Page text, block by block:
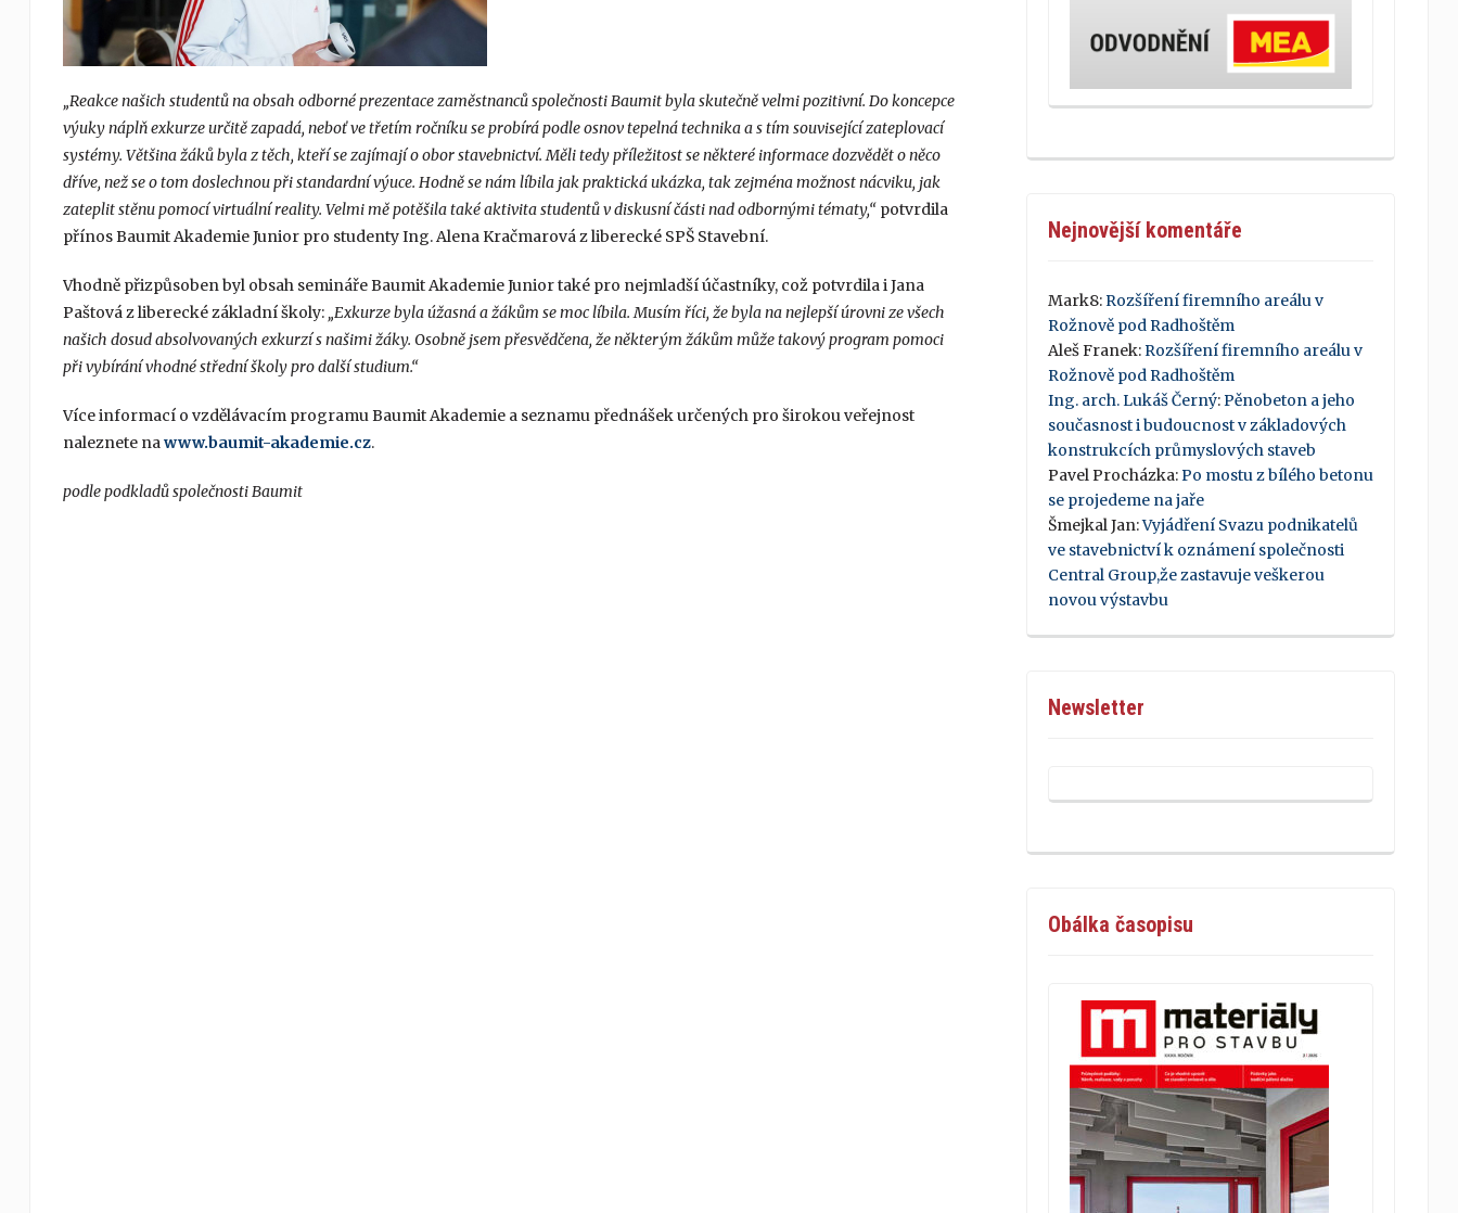
„Reakce našich studentů na obsah odborné prezentace zaměstnanců společnosti Baumit byla skutečně velmi pozitivní. Do koncepce
výuky náplň exkurze určitě zapadá, neboť ve třetím ročníku se probírá podle osnov tepelná technika a s tím související zateplovací
systémy. Většina žáků byla z těch, kteří se zajímají o obor stavebnictví. Měli tedy příležitost se některé informace dozvědět o něco
dříve, než se o tom doslechnou při standardní výuce. Hodně se nám líbila jak praktická ukázka, tak zejména možnost nácviku, jak
zateplit stěnu pomocí virtuální reality. Velmi mě potěšila také aktivita studentů v diskusní části nad odbornými tématy,“ potvrdila
přínos Baumit Akademie Junior pro studenty Ing. Alena Kračmarová z liberecké SPŠ Stavební.
Vhodně přizpůsoben byl obsah semináře Baumit Akademie Junior také pro nejmladší účastníky, což potvrdila i Jana
Paštová z liberecké základní školy: „Exkurze byla úžasná a žákům se moc líbila. Musím říci, že byla na nejlepší úrovni ze všech
našich dosud absolvovaných exkurzí s našimi žáky. Osobně jsem přesvědčena, že některým žákům může takový program pomoci
při vybírání vhodné střední školy pro další studium.“
Více informací o vzdělávacím programu Baumit Akademie a seznamu přednášek určených pro širokou veřejnost
naleznete nawww.baumit-akademie.cz.
podle podkladů společnosti Baumit
Nejnovější komentáře
Mark8:Rozšíření firemního areálu v
Rožnově pod Radhoštěm
Aleš Franek:Rozšíření firemního areálu v
Rožnově pod Radhoštěm
Ing. arch. Lukáš Černý:Pěnobeton a jeho
současnost i budoucnost v základových
konstrukcích průmyslových staveb
Pavel Procházka:Po mostu z bílého betonu
se projedeme na jaře
Šmejkal Jan:Vyjádření Svazu podnikatelů
ve stavebnictví k oznámení společnosti
Central Group,že zastavuje veškerou
novou výstavbu
Newsletter
Obálka časopisu